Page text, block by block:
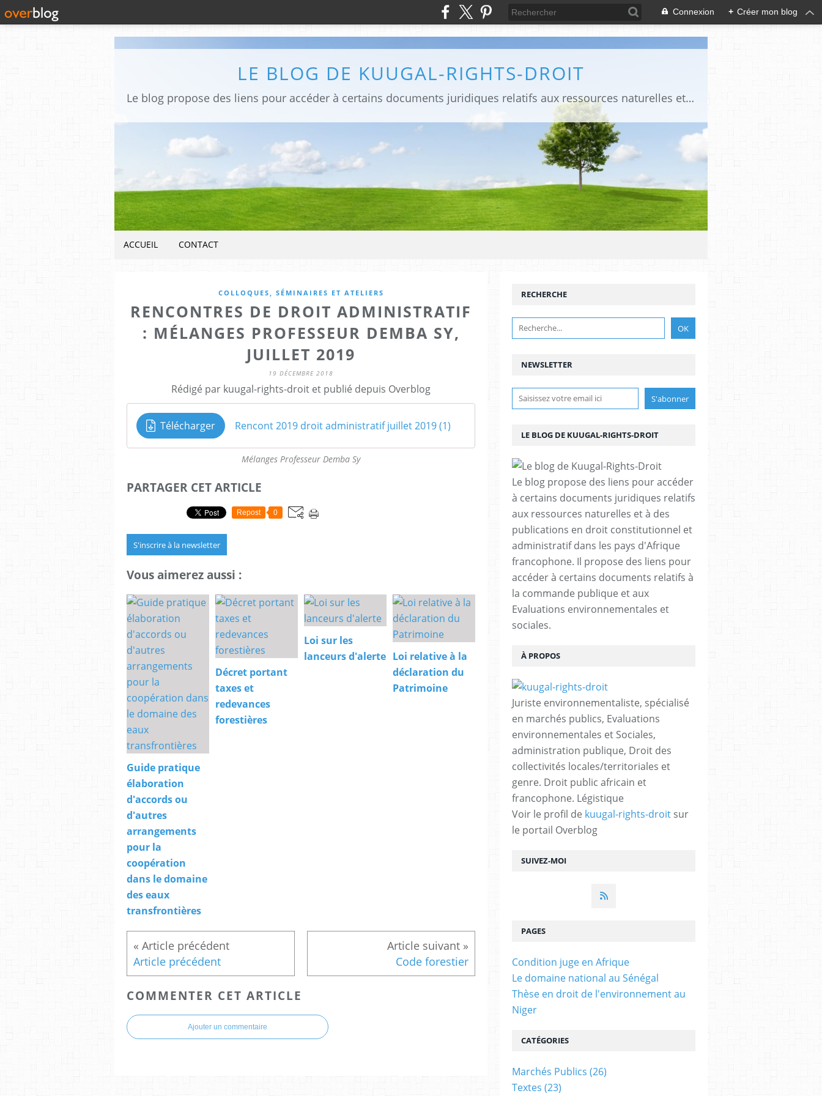
Connexion + Créer mon blog
LE BLOG DE KUUGAL-RIGHTS-DROIT
Le blog propose des liens pour accéder à certains documents juridiques relatifs aux ressources naturelles et à des publications en droit constitutionnel et administratif dans les pays d'Afrique francophone. Il propose des liens pour accéder à certains documents relatifs à la commande publique et aux Evaluations environnementales et sociales.
ACCUEIL CONTACT
COLLOQUES, SÉMINAIRES ET ATELIERS
RENCONTRES DE DROIT ADMINISTRATIF
: MÉLANGES PROFESSEUR DEMBA SY,
JUILLET 2019
19 DÉCEMBRE 2018
Rédigé par kuugal-rights-droit et publié depuis Overblog
Télécharger Rencont 2019 droit administratif juillet 2019 (1)
Mélanges Professeur Demba Sy
PARTAGER CET ARTICLE
Repost 0
S'inscrire à la newsletter
Vous aimerez aussi :
Guide pratique
élaboration
d'accords ou
d'autres
arrangements
pour la
coopération
dans le domaine
des eaux
transfrontières
Décret portant
taxes et
redevances
forestières
Loi sur les
lanceurs d'alerte Loi relative à la
déclaration du
Patrimoine
Article précédent Code forestier
COMMENTER CET ARTICLE
Ajouter un commentaire
NEWSLETTER
SUIVEZ-MOI
RECHERCHE
LE BLOG DE KUUGAL-RIGHTS-DROIT
Le blog propose des liens pour accéder
à certains documents juridiques relatifs
aux ressources naturelles et à des
publications en droit constitutionnel et
administratif dans les pays d'Afrique
francophone. Il propose des liens pour
accéder à certains documents relatifs à
la commande publique et aux
Evaluations environnementales et
sociales.
À PROPOS
Juriste environnementaliste, spécialisé
en marchés publics, Evaluations
environnementales et Sociales,
administration publique, Droit des
collectivités locales/territoriales et
genre. Droit public africain et
francophone. Légistique
Voir le profil de kuugal-rights-droit sur
le portail Overblog
PAGES
Condition juge en Afrique
Le domaine national au Sénégal
Thèse en droit de l'environnement au
Niger
CATÉGORIES
Marchés Publics (26)
Textes (23)